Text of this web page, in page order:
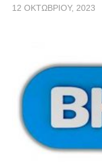
12 ΟΚΤΩΒΡΊΟΥ, 2023